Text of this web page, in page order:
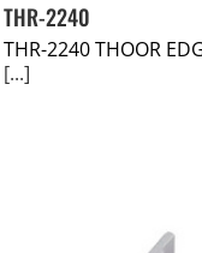
THR-2240
THR-2240 THOOR
[...]